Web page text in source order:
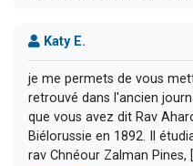
Katy E.
je me permets de vous
retrouvé dans l'ancien
que vous avez dit Rav
Biélorussie en 1892. Il
rav Chnéour Zalman Pines,